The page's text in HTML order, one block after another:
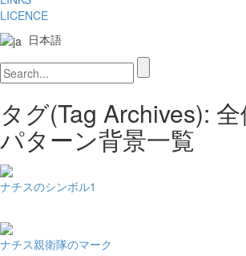
LICENCE
日本語
タグ(Tag Archives):
パターン背景一覧
ナチスのシンボル1
ナチス親衛隊のマーク